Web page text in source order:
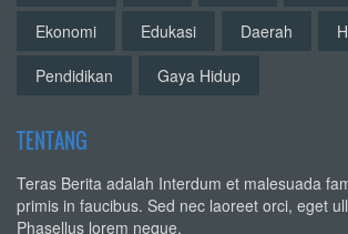
Ekonomi
Edukasi Daerah
Pendidikan
Gaya Hidup
TENTANG
Teras Berita adalah Interdum et malesuada
primis in faucibus. Sed nec laoreet orci, eget
Phasellus lorem neque,